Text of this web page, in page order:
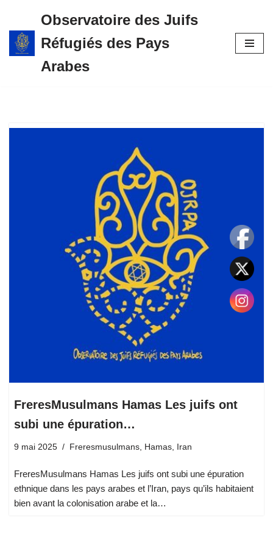
Aller
au
Observatoire des Juifs
Réfugiés des Pays
Arabes
FreresMusulmans Hamas Les juifs ont
subi une épuration…
9 mai 2025 Freresmusulmans, Hamas, Iran
FreresMusulmans Hamas Les juifs ont subi une épuration
ethnique dans les pays arabes et l’Iran, pays qu’ils habitaient
bien avant la colonisation arabe et la…